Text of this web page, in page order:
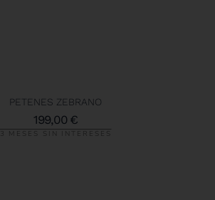
PETENES ZEBRANO
199,00 €
3 MESES SIN INTERESES